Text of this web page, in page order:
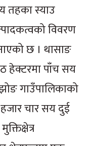
तहका स्याउ
विवरण
छ । थासाङ
पाँच सय
गाउँपालिकाको
चार सय दुई